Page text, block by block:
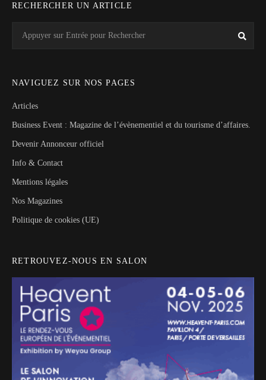
RECHERCHER UN ARTICLE
for:
NAVIGUEZ SUR NOS PAGES
Articles
Business Event : Magazine de l’évènementiel et du tourisme d’affaires.
Devenir Annonceur officiel
Info & Contact
Mentions légales
Nos Magazines
Politique de cookies (UE)
RETROUVEZ-NOUS EN SALON